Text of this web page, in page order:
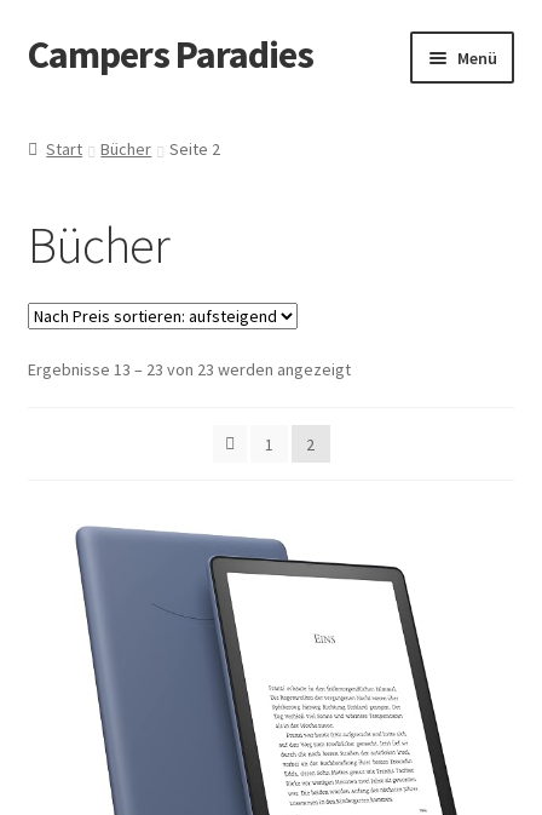
Zur
Navigation
Zum
Inhalt
Campers Paradies Menü
Outdoor
Bekleidung
Freizeitbeschäftigung
Marken
Start Bücher Seite 2
Bücher
Ergebnisse 13 – 23 von 23 werden angezeigtNach
1 2